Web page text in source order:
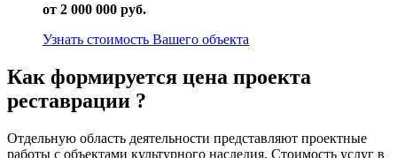
от 2 000 000 руб.
Узнать стоимость Вашего объекта
Как формируется цена проекта
реставрации ?
Отдельную область деятельности представляют проектные
работы с объектами культурного наследия. Стоимость услуг в